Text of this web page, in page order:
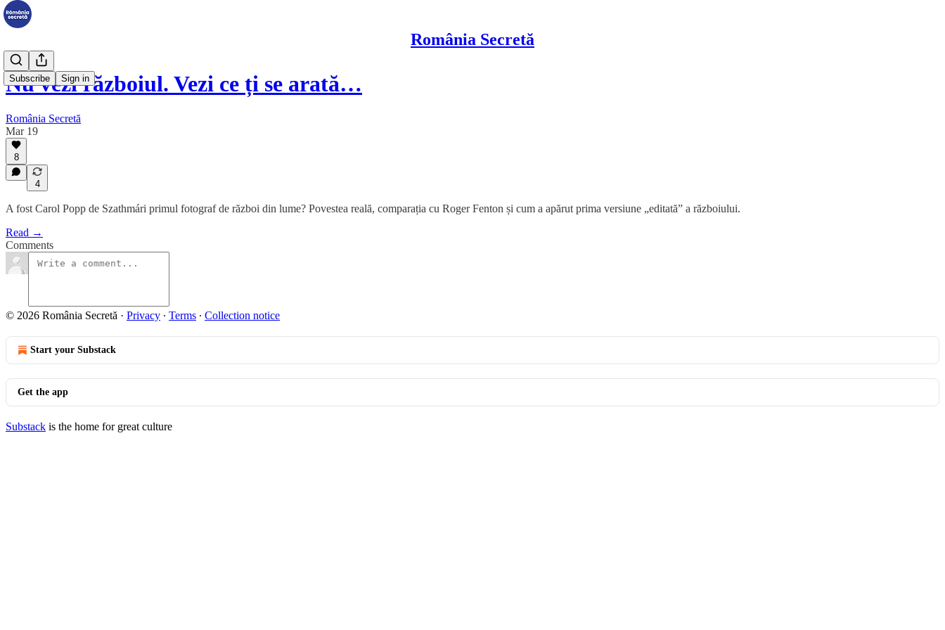
România Secretă
Subscribe Sign in
Nu vezi războiul. Vezi ce ți se arată…
România Secretă
Mar 19
8
4
A fost Carol Popp de Szathmári primul fotograf de război din lume? Povestea reală, comparația cu Roger Fenton și cum a apărut prima versiune „editată” a războiului.
Read →
Comments
© 2026 România Secretă · Privacy ∙ Terms ∙ Collection notice
Start your Substack
Get the app
Substack is the home for great culture